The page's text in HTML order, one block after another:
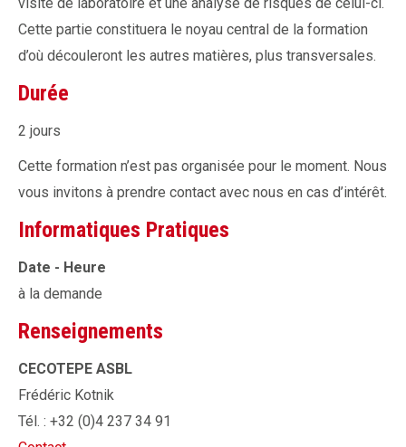
Cette partie constituera le noyau central de la formation
d’où découleront les autres matières, plus transversales.
Durée
2 jours
Cette formation n’est pas organisée pour le moment. Nous
vous invitons à prendre contact avec nous en cas d’intérêt.
Informatiques Pratiques
Date - Heure
à la demande
Renseignements
CECOTEPE ASBL
Frédéric Kotnik
Tél. : +32 (0)4 237 34 91